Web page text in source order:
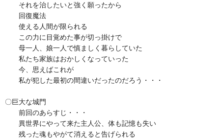
それを治したいと強く願ったから
回復魔法
使える人間が限られる
この力に目覚めた事が切っ掛けで
母一人、娘一人で慎ましく暮らしていた
私たち家族はおかしくなっていった
今、思えばこれが
私が犯した最初の間違いだったのだろう・・・
〇巨大な城門
前回のあらすじ・・・
異世界にやって来た主人公、体も記憶も失い
残った魂もやがて消えると告げられる